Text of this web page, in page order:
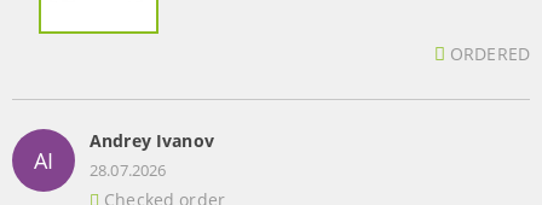
ORDERED
AI
Andrey Ivanov
28.07.2026
Checked order